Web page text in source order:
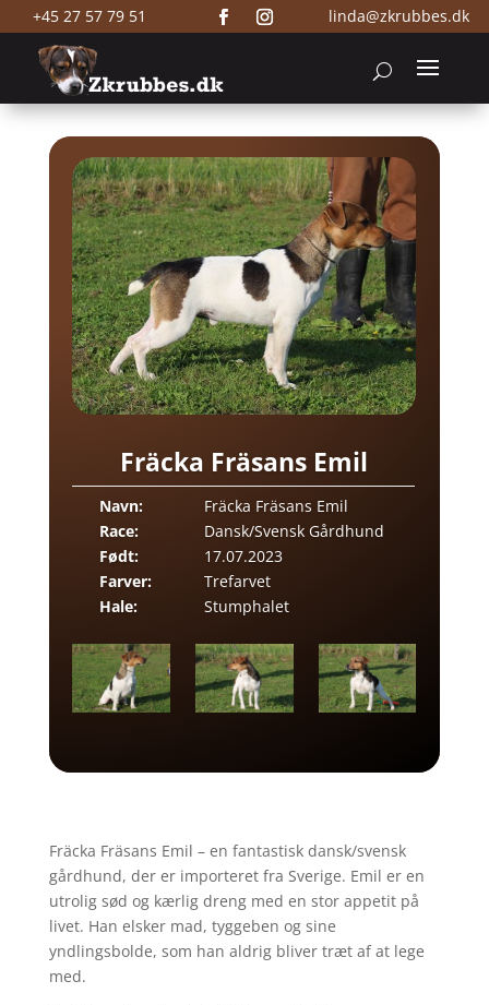
+45 27 57 79 51 linda@zkrubbes.dk
Fräcka Fräsans Emil
Navn:
Race:
Født:
Farver:
Hale:
Fräcka Fräsans Emil
Dansk/Svensk Gårdhund
17.07.2023
Trefarvet
Stumphalet
Fräcka Fräsans Emil – en fantastisk dansk/svensk
gårdhund, der er importeret fra Sverige. Emil er en
utrolig sød og kærlig dreng med en stor appetit på
livet. Han elsker mad, tyggeben og sine
yndlingsbolde, som han aldrig bliver træt af at lege
med.